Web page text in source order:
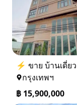
กรุงเทพฯ
฿ 15,900,000